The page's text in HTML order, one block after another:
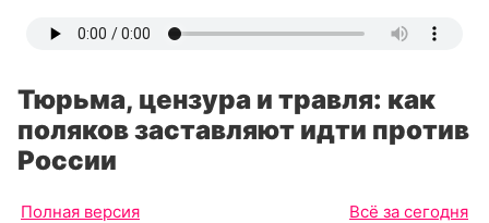
Тюрьма, цензура и травля: как
поляков заставляют идти против
России
Полная версия Всё за сегодня